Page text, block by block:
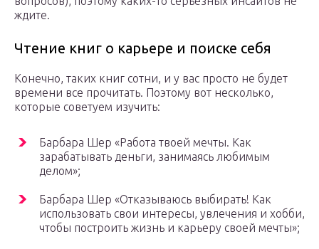
ждите.
Чтение книг о карьере и поиске себя
Конечно, таких книг сотни, и у вас просто не будет
времени все прочитать. Поэтому вот несколько,
которые советуем изучить:
Барбара Шер «Работа твоей мечты. Как
зарабатывать деньги, занимаясь любимым
делом»;
Барбара Шер «Отказываюсь выбирать! Как
использовать свои интересы, увлечения и хобби,
чтобы построить жизнь и карьеру своей мечты»;